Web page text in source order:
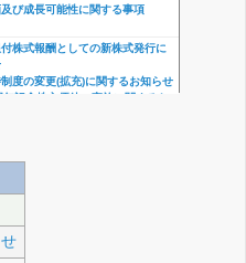
び成長可能性に関する事項
株式報酬としての新株式発行に
度の変更(拡充)に関するお知らせ
記念株主優待の実施に関するお
予約権(行使価額修正条項選択権
に関するお知らせ
修正(30周年記念配当増配)に関す
の新規出店（Lamb Rack
東京)）に関するお知らせ